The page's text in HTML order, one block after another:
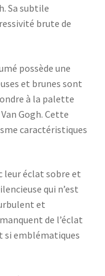
Sa subtile
brute de
possède une
et brunes sont
à la palette
Gogh. Cette
caractéristiques
leur éclat sobre et
qui n’est
et
de l’éclat
si emblématiques